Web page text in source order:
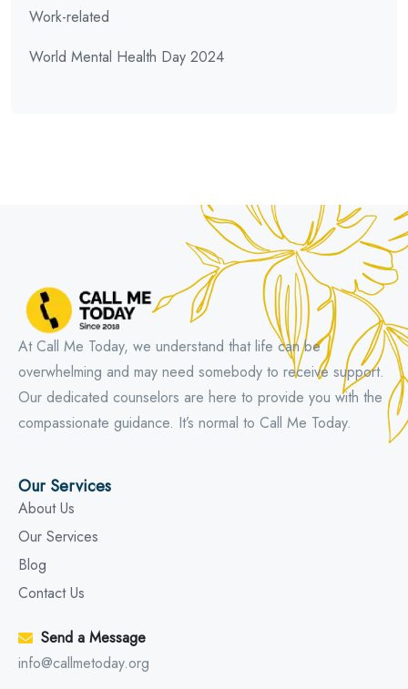
Work-related
World Mental Health Day 2024
At Call Me Today, we understand that life can be
overwhelming and may need somebody to receive support.
Our dedicated counselors are here to provide you with the
compassionate guidance. It’s normal to Call Me Today.
Our Services
About Us
Our Services
Blog
Contact Us
Send a Message
info@callmetoday.org